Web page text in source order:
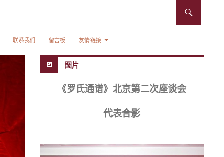
联系我们 留言板 友情链接
图片
《罗氏通谱》北京第二次座谈会
代表合影